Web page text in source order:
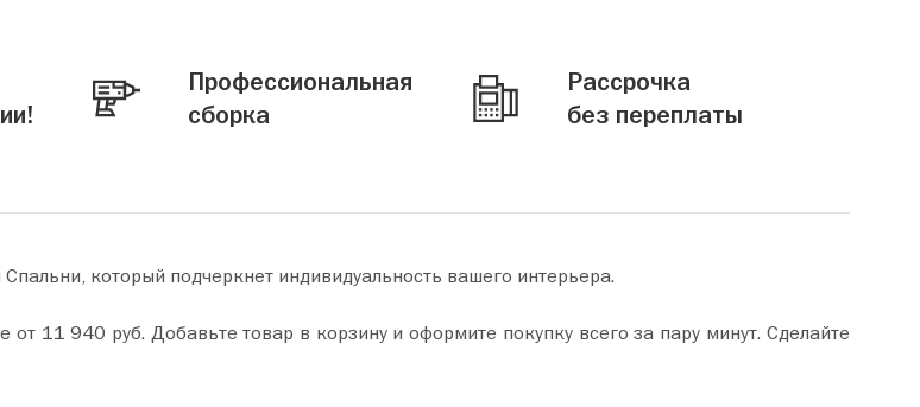
Профессиональная
сборка
Рассрочка
без переплаты
который подчеркнет индивидуальность вашего интерьера.
за пару минут. Сделайте